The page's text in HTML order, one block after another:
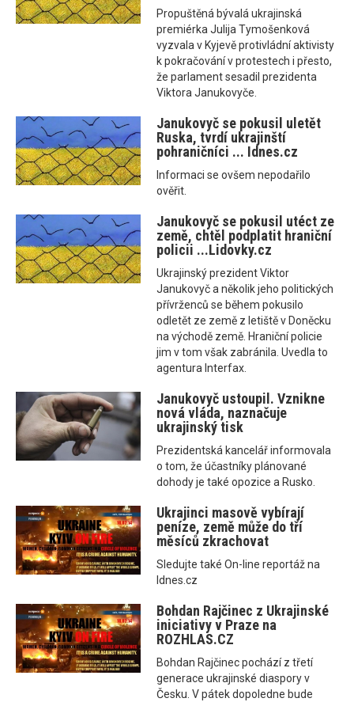
Propuštěná bývalá ukrajinská
premiérka Julija Tymošenková
vyzvala v Kyjevě protivládní aktivisty
k pokračování v protestech i přesto,
že parlament sesadil prezidenta
Viktora Janukovyče.
Janukovyč se pokusil uletět
Ruska, tvrdí ukrajinští
pohraničníci ... Idnes.cz
Informaci se ovšem nepodařilo
ověřit.
Janukovyč se pokusil utéct ze
země, chtěl podplatit hraniční
policii ...Lidovky.cz
Ukrajinský prezident Viktor
Janukovyč a několik jeho politických
přívrženců se během pokusilo
odletět ze země z letiště v Doněcku
na východě země. Hraniční policie
jim v tom však zabránila. Uvedla to
agentura Interfax.
Janukovyč ustoupil. Vznikne
nová vláda, naznačuje
ukrajinský tisk
Prezidentská kancelář informovala
o tom, že účastníky plánované
dohody je také opozice a Rusko.
Ukrajinci masově vybírají
peníze, země může do tří
měsíců zkrachovat
Sledujte také On-line reportáž na
Idnes.cz
Bohdan Rajčinec z Ukrajinské
iniciativy v Praze na
ROZHLAS.CZ
Bohdan Rajčinec pochází z třetí
generace ukrajinské diaspory v
Česku. V pátek dopoledne bude